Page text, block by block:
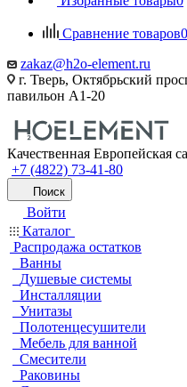
Сравнение товаров0
zakaz@h2o-element.ru
г. Тверь, Октябрьский
павильон А1-20
Качественная Европейская
+7 (4822) 73-41-80
Поиск
Войти
Каталог
Распродажа остатков
Ванны
Душевые системы
Инсталляции
Унитазы
Полотенцесушители
Мебель для ванной
Смесители
Раковины